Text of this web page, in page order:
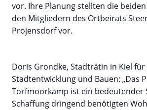
vor. Ihre Planung stellten die
den Mitgliedern des Ortbeirats
Projensdorf vor.
Doris Grondke, Stadträtin in Kiel für
Stadtentwicklung und Bauen: „Das
Torfmoorkamp ist ein bedeutender
Schaffung dringend benötigten